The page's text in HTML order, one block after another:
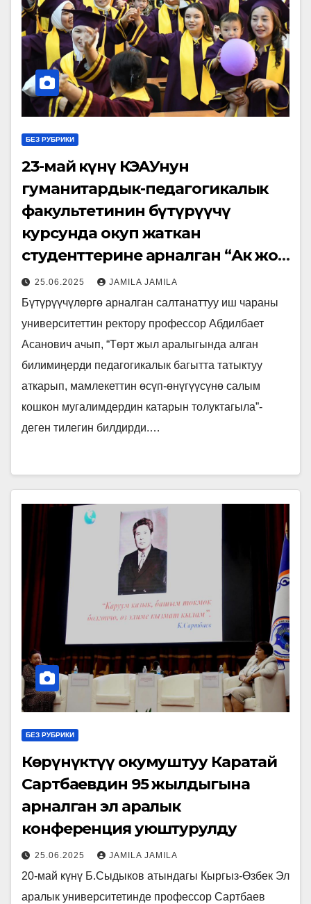
БЕЗ РУБРИКИ
23-май күнү КӨЭАУнун
гуманитардык-педагогикалык
факультетинин бүтүрүүчү
курсунда окуп жаткан
студенттерине арналган “Ак жол
сага бүтүрүүчү” аттуу
майрамдык иш чара
уюштурулду.
25.06.2025 JAMILA JAMILA
Бүтүрүүчүлөргө арналган салтанаттуу иш чараны
университеттин ректору профессор Абдилбает
Асанович ачып, “Төрт жыл аралыгында алган
билимиңерди педагогикалык багытта татыктуу
аткарып, мамлекеттин өсүп-өнүгүүсүнө салым
кошкон мугалимдердин катарын толуктагыла”-
деген тилегин билдирди.…
БЕЗ РУБРИКИ
Көрүнүктүү окумуштуу Каратай
Сартбаевдин 95 жылдыгына
арналган эл аралык
конференция уюштурулду
25.06.2025 JAMILA JAMILA
20-май күнү Б.Сыдыков атындагы Кыргыз-Өзбек Эл
аралык университетинде профессор Сартбаев